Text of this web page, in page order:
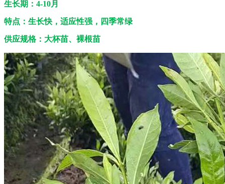
生长期：4-10月
特点：生长快，适应性强，四季常绿
供应规格：大杯苗、裸根苗